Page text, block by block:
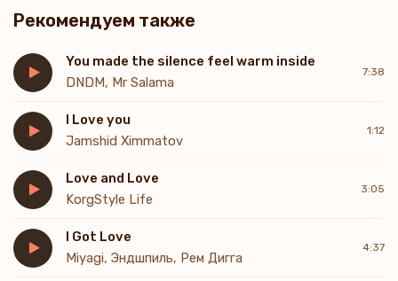
Рекомендуем также
You made the silence feel warm inside
DNDM, Mr Salama
7:38
I Love you
Jamshid Ximmatov
1:12
Love and Love
KorgStyle Life
3:05
I Got Love
Miyagi, Эндшпиль, Рем Дигга
4:37